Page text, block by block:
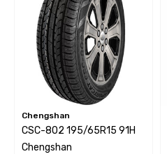
Chengshan
CSC-802 195/65R15 91H
Chengshan